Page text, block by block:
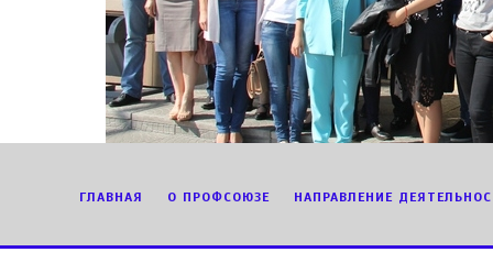
ГЛАВНАЯ О ПРОФСОЮЗЕ НАПРАВЛЕНИЕ